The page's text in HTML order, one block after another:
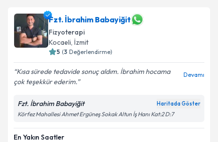
Fzt. İbrahim Babayiğit
Fizyoterapi
Kocaeli, İzmit
5 (3 Değerlendirme)
Kısa sürede tedavide sonuç aldım. İbrahim hocama
çok teşekkür ederim.
Devamı
Fzt. İbrahim Babayiğit Haritada Göster
Körfez Mahallesi Ahmet Ergüneş Sokak Altun İş Hanı Kat:2 D:7
En Yakın Saatler